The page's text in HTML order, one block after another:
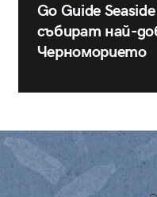
Go Guide
събират най-
Черноморието